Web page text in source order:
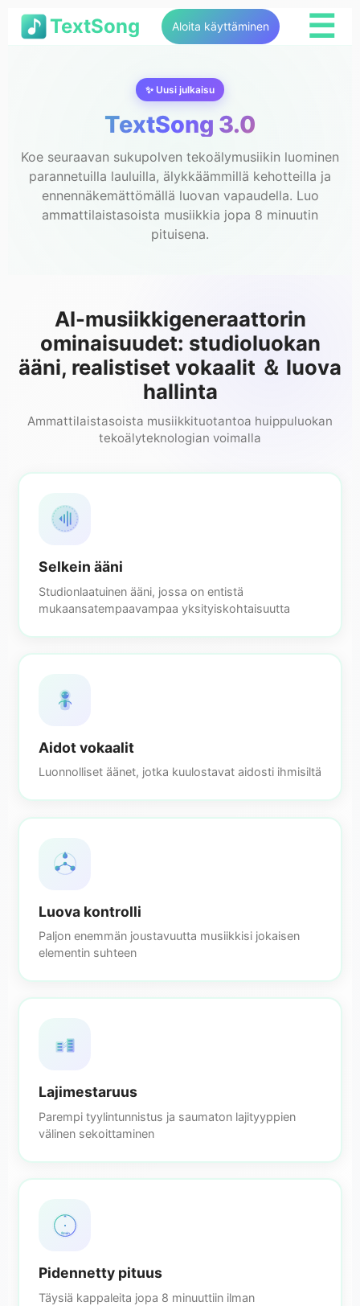
TextSong Aloita käyttäminen ☰
✨ Uusi julkaisu
TextSong 3.0
Koe seuraavan sukupolven tekoälymusiikin luominen
parannetuilla lauluilla, älykkäämmillä kehotteilla ja
ennennäkemättömällä luovan vapaudella. Luo
ammattilaistasoista musiikkia jopa 8 minuutin
pituisena.
AI-musiikkigeneraattorin
ominaisuudet: studioluokan
ääni, realistiset vokaalit ＆ luova
hallinta
Ammattilaistasoista musiikkituotantoa huippuluokan
tekoälyteknologian voimalla
Selkein ääni
Studionlaatuinen ääni, jossa on entistä
mukaansatempaavampaa yksityiskohtaisuutta
Aidot vokaalit
Luonnolliset äänet, jotka kuulostavat aidosti ihmisiltä
Luova kontrolli
Paljon enemmän joustavuutta musiikkisi jokaisen
elementin suhteen
Lajimestaruus
Parempi tyylintunnistus ja saumaton lajityyppien
välinen sekoittaminen
8min
Pidennetty pituus
Täysiä kappaleita jopa 8 minuuttiin ilman